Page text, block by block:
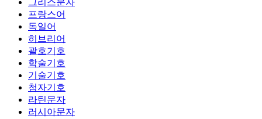
그리스문자
프랑스어
독일어
히브리어
괄호기호
학술기호
기술기호
첨자기호
라틴문자
러시아문자